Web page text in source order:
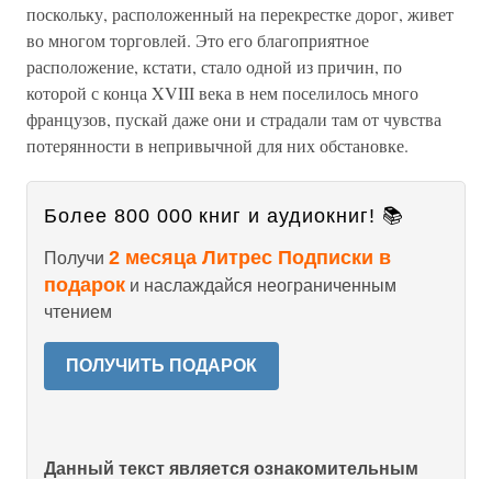
поскольку, расположенный на перекрестке дорог, живет
во многом торговлей. Это его благоприятное
расположение, кстати, стало одной из причин, по
которой с конца XVIII века в нем поселилось много
французов, пускай даже они и страдали там от чувства
потерянности в непривычной для них обстановке.
Более 800 000 книг и аудиокниг! 📚
Получи 2 месяца Литрес Подписки в
подарок и наслаждайся неограниченным
чтением
ПОЛУЧИТЬ ПОДАРОК
Данный текст является ознакомительным